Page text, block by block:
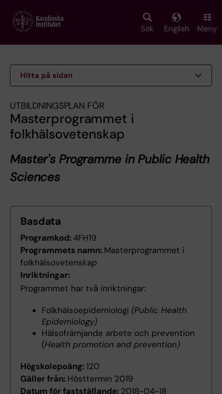
main
Sök English Meny
Hitta på sidan
UTBILDNINGSPLAN FÖR
Masterprogrammet i
folkhälsovetenskap
Master's Programme in Public Health
Sciences
Basdata
Programkod:4FH19
Programmets namn: Masterprogrammet i
folkhälsovetenskap
Inriktningar:
Programmet har två inriktningar:
Folkhälsoepidemiologi (Public Health
Epidemiology)
Hälsofrämjande arbete och prevention
(Health promotion and prevention)
Högskolepoäng:120
Gäller från: Hösttermin 2019
Datum för fastställande: 2018-04-18